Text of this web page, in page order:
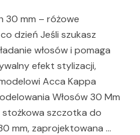
30 mm – różowe
dzień Jeśli szukasz
włosów i pomaga
efekt stylizacji,
Acca Kappa
Włosów 30 Mm
stożkowa szczotka do
mm, zaprojektowana …